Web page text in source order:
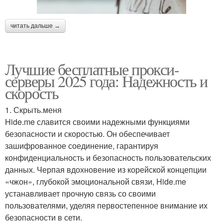
читать дальше →
Лучшие бесплатные прокси-
серверы 2025 года: Надежность и
скорость
1. Скрыть.меня
Hide.me славится своими надежными функциями
безопасности и скоростью. Он обеспечивает
зашифрованное соединение, гарантируя
конфиденциальность и безопасность пользовательских
данных. Черпая вдохновение из корейской концепции
«чжон», глубокой эмоциональной связи, Hide.me
устанавливает прочную связь со своими
пользователями, уделяя первостепенное внимание их
безопасности в сети.